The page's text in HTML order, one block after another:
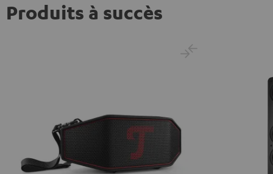
Produits à succès